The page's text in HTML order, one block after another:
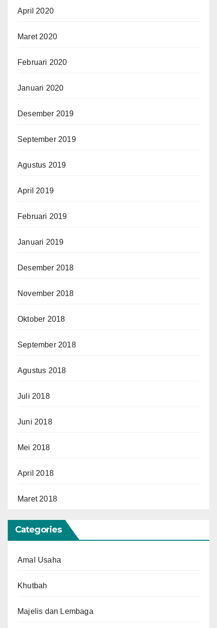
April 2020
Maret 2020
Februari 2020
Januari 2020
Desember 2019
September 2019
Agustus 2019
April 2019
Februari 2019
Januari 2019
Desember 2018
November 2018
Oktober 2018
September 2018
Agustus 2018
Juli 2018
Juni 2018
Mei 2018
April 2018
Maret 2018
Categories
Amal Usaha
Khutbah
Majelis dan Lembaga